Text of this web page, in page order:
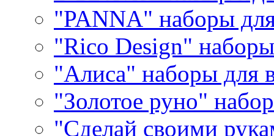
"PANNA" наборы
"Rico Design"
"Алиса" наборы для
"Золотое руно"
"Сделай своими